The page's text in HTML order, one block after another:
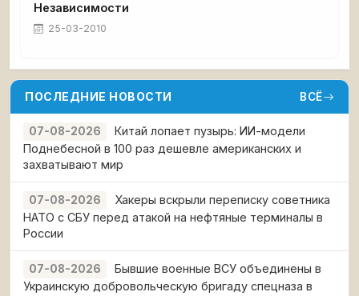
Независимости
25-03-2010
ПОСЛЕДНИЕ НОВОСТИ ВСЁ
07-08-2026
Китай лопает пузырь: ИИ-модели
Поднебесной в 100 раз дешевле американских и
захватывают мир
07-08-2026
Хакеры вскрыли переписку советника
НАТО с СБУ перед атакой на нефтяные терминалы в
России
07-08-2026
Бывшие военные ВСУ объединены в
Украинскую добровольческую бригаду спецназа в